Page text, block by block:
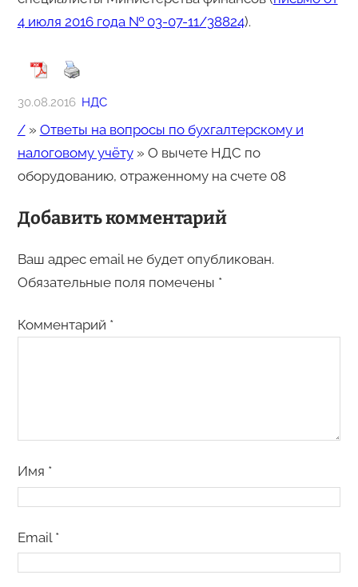
4 июля 2016 года № 03-07-11/38824).
30.08.2016 НДС
/» Ответы на вопросы по бухгалтерскому и
налоговому учёту» О вычете НДС по
оборудованию, отраженному на счете 08
Добавить комментарий
Ваш адрес email не будет опубликован.
Обязательные поля помечены *
Комментарий *
Имя *
Email *